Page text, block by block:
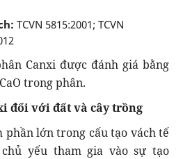
TCVN 5815:2001; TCVN
Canxi được đánh giá bằng
trong phân.
đối với đất và cây trồng
phần lớn trong cấu tạo vách tế
yếu tham gia vào sự tạo